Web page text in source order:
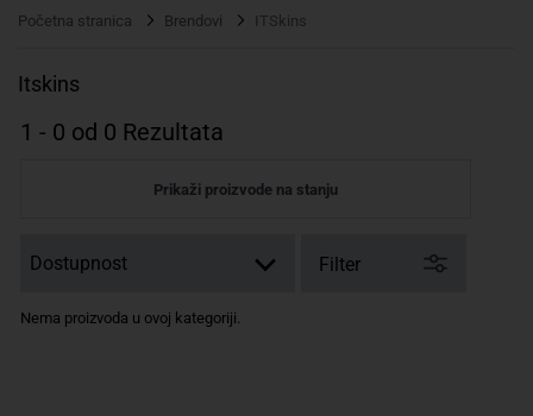
riječ,
EAN
serijski
Početna stranica Brendovi ITSkins
Itskins
1 - 0 od 0 Rezultata
Prikaži proizvode na stanju
Filter
Nema proizvoda u ovoj kategoriji.